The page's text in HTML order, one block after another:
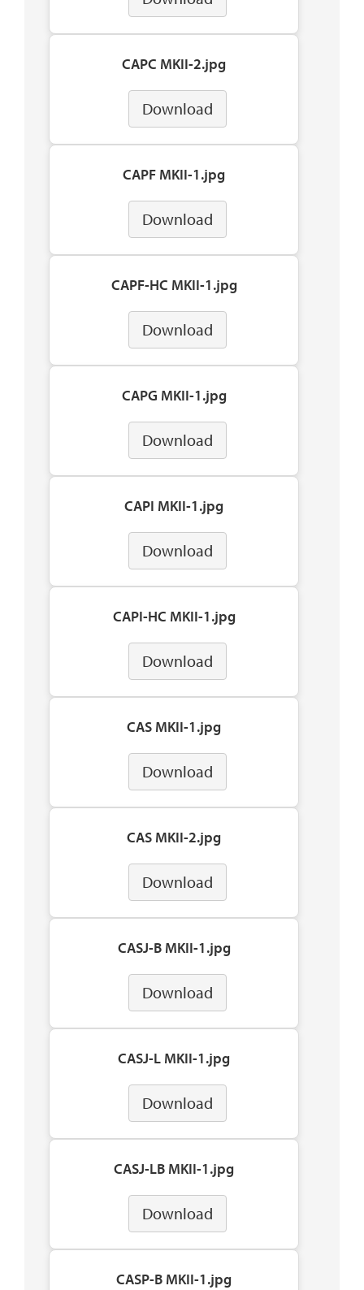
CAPC MKII-2.jpg
Download
CAPF MKII-1.jpg
Download
CAPF-HC MKII-1.jpg
Download
CAPG MKII-1.jpg
Download
CAPI MKII-1.jpg
Download
CAPI-HC MKII-1.jpg
Download
CAS MKII-1.jpg
Download
CAS MKII-2.jpg
Download
CASJ-B MKII-1.jpg
Download
CASJ-L MKII-1.jpg
Download
CASJ-LB MKII-1.jpg
Download
CASP-B MKII-1.jpg